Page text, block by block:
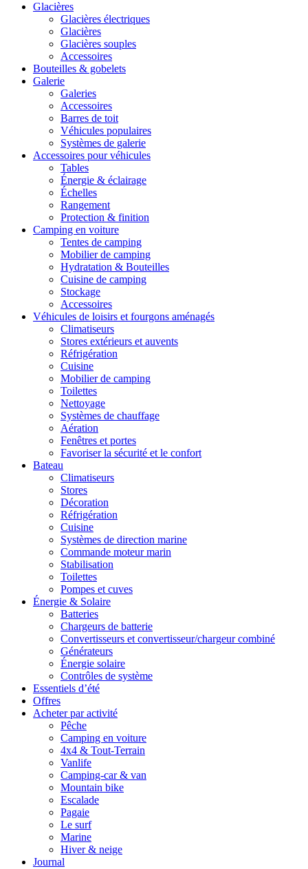
Glacières
Glacières électriques
Glacières
Glacières souples
Accessoires
Bouteilles & gobelets
Galerie
Galeries
Accessoires
Barres de toit
Véhicules populaires
Systèmes de galerie
Accessoires pour véhicules
Tables
Énergie & éclairage
Échelles
Rangement
Protection & finition
Camping en voiture
Tentes de camping
Mobilier de camping
Hydratation & Bouteilles
Cuisine de camping
Stockage
Accessoires
Véhicules de loisirs et fourgons aménagés
Climatiseurs
Stores extérieurs et auvents
Réfrigération
Cuisine
Mobilier de camping
Toilettes
Nettoyage
Systèmes de chauffage
Aération
Fenêtres et portes
Favoriser la sécurité et le confort
Bateau
Climatiseurs
Stores
Décoration
Réfrigération
Cuisine
Systèmes de direction marine
Commande moteur marin
Stabilisation
Toilettes
Pompes et cuves
Énergie & Solaire
Batteries
Chargeurs de batterie
Convertisseurs et convertisseur/chargeur combiné
Générateurs
Énergie solaire
Contrôles de système
Essentiels d’été
Offres
Acheter par activité
Pêche
Camping en voiture
4x4 & Tout-Terrain
Vanlife
Camping-car & van
Mountain bike
Escalade
Pagaie
Le surf
Marine
Hiver & neige
Journal